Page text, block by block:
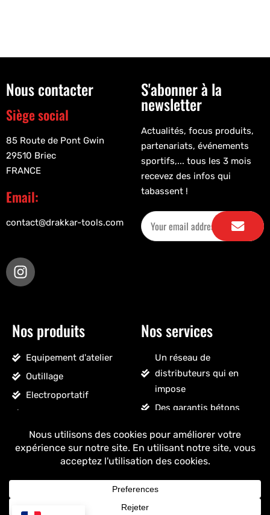
Nous contacter
Siège social
85 Route de Pont Gwin
29510 Briec
FRANCE
Email:
contact@drakkar-tools.com
S'abonner à la
newsletter
Actualités, focus produits,
partenariats, événements
sportifs,... tous les 3 mois
recevez des infos qui
tabassent !
Nos produits
Equipement d'atelier
Outillage
Electroportatif
Accessoires véhicules
Nettoyage, droguerie
Voir tous les produits
Nos services
Un réseau de
distributeurs qui en
impose
Des garantis bétons
Un stock massif
Un ancrage français
+ de 25 ans